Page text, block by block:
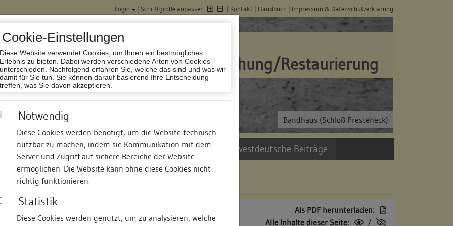
Cookie-Einstellungen
Diese Website verwendet Cookies, um Ihnen ein bestmögliches
Erlebnis zu bieten. Dabei werden verschiedene Arten von Cookies
unterschieden. Nachfolgend erfahren Sie, welche das sind und was wir
damit für Sie tun. Sie können darauf basierend Ihre Entscheidung
treffen, was Sie davon akzeptieren.
Notwendig
Diese Cookies werden benötigt, um die Website technisch
nutzbar zu machen, indem sie Kommunikation mit dem
Server und Zugriff auf sichere Bereiche der Website
ermöglichen. Die Website kann ohne diese Cookies nicht
richtig funktionieren.
Statistik
Diese Cookies werden genutzt, um zu analysieren, welche
Login | Schriftgröße anpassen | Kontakt | Handbuch | Impressum & Datenschutzerklärung
Bandhaus (Schloß Presteneck)
Datenbank Bauforschung/Restaurierung
Termine Suche Freie Bauforscher:innen Südwestdeutsche Beiträge
Als PDF herunterladen:
Alle Inhalte dieser Seite:
/